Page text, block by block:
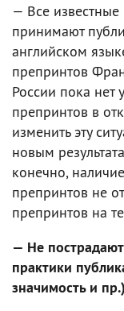
— Все
принимают
английском
препринтов
России пока нет
препринтов в
изменить эту
новым
конечно,
препринтов не
препринтов на
— Не
практики
значимость и